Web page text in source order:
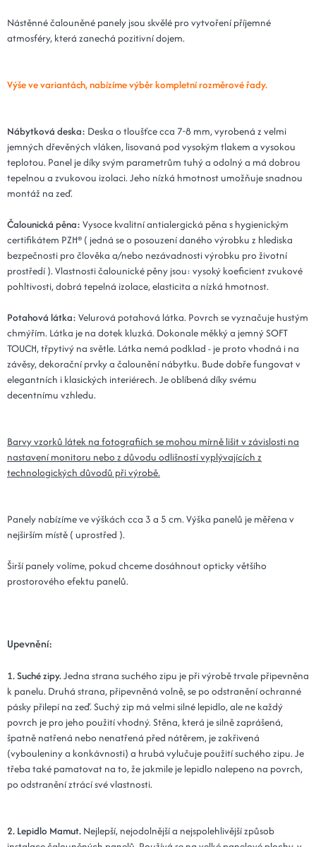
Nástěnné čalouněné panely jsou skvělé pro vytvoření příjemné
atmosféry, která zanechá pozitivní dojem.
Výše ve variantách, nabízíme výběr kompletní rozměrové řady.
Nábytková deska: Deska o tloušťce cca 7-8 mm, vyrobená z velmi
jemných dřevěných vláken, lisovaná pod vysokým tlakem a vysokou
teplotou. Panel je díky svým parametrům tuhý a odolný a má dobrou
tepelnou a zvukovou izolaci. Jeho nízká hmotnost umožňuje snadnou
montáž na zeď.
Čalounická pěna: Vysoce kvalitní antialergická pěna s hygienickým
certifikátem PZH® ( jedná se o posouzení daného výrobku z hlediska
bezpečnosti pro člověka a/nebo nezávadnosti výrobku pro životní
prostředí ). Vlastnosti čalounické pěny jsou: vysoký koeficient zvukové
pohltivosti, dobrá tepelná izolace, elasticita a nízká hmotnost.
Potahová látka: Velurová potahová látka. Povrch se vyznačuje hustým
chmýřím. Látka je na dotek kluzká. Dokonale měkký a jemný SOFT
TOUCH, třpytivý na světle. Látka nemá podklad - je proto vhodná i na
závěsy, dekorační prvky a čalounění nábytku. Bude dobře fungovat v
elegantních i klasických interiérech. Je oblíbená díky svému
decentnímu vzhledu.
Barvy vzorků látek na fotografiích se mohou mírně lišit v závislosti na
nastavení monitoru nebo z důvodu odlišností vyplývajících z
technologických důvodů při výrobě.
Panely nabízíme ve výškách cca 3 a 5 cm. Výška panelů je měřena v
nejširším místě ( uprostřed ).
Širší panely volíme, pokud chceme dosáhnout opticky většího
prostorového efektu panelů.
Upevnění:
1. Suché zipy.Jedna strana suchého zipu je při výrobě trvale připevněna
k panelu. Druhá strana, připevněná volně, se po odstranění ochranné
pásky přilepí na zeď. Suchý zip má velmi silné lepidlo, ale ne každý
povrch je pro jeho použití vhodný. Stěna, která je silně zaprášená,
špatně natřená nebo nenatřená před nátěrem, je zakřivená
(vybouleniny a konkávnosti) a hrubá vylučuje použití suchého zipu. Je
třeba také pamatovat na to, že jakmile je lepidlo nalepeno na povrch,
po odstranění ztrácí své vlastnosti.
2. Lepidlo Mamut. Nejlepší, nejodolnější a nejspolehlivější způsob